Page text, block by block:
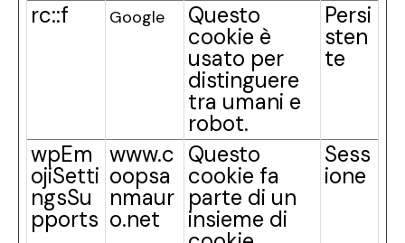
rc::f Google Questo
cookie è
usato per
distinguere
tra umani e
robot.
Persi
sten
te
wpEm
ojiSetti
ngsSu
pports
www.c
oopsa
nmaur
o.net
Questo
cookie fa
parte di un
insieme di
Sess
ione